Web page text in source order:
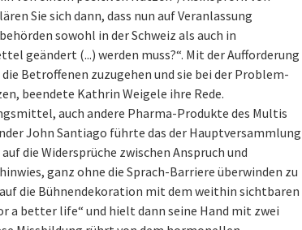
Sie sich dann, dass nun auf Veranlassung
sowohl in der Schweiz als auch in
geändert (...) werden muss?“. Mit der Aufforderung
die Betroffenen zuzugehen und sie bei der Problem-
beendete Kathrin Weigele ihre Rede.
auch andere Pharma-Produkte des Multis
John Santiago führte das der Hauptversammlung
die Widersprüche zwischen Anspruch und
ganz ohne die Sprach-Barriere überwinden zu
die Bühnendekoration mit dem weithin sichtbaren
a better life“ und hielt dann seine Hand mit zwei